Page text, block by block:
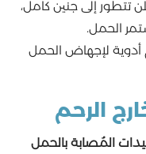
تتطور إلى جنين كامل،
الحمل.
أدوية لإجهاض الحمل
الرحم
من السيدات المُصابة بالحمل